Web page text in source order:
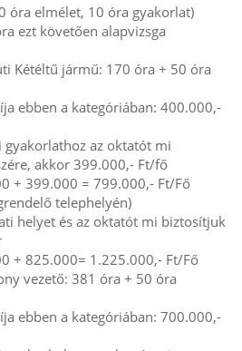
óra elmélet, 10 óra gyakorlat)
ezt követően alapvizsga
Kétéltű jármű: 170 óra + 50 óra
ebben a kategóriában: 400.000,-
gyakorlathoz az oktatót mi
akkor 399.000,- Ft/fő
+ 399.000 = 799.000,- Ft/Fő
telephelyén)
helyet és az oktatót mi biztosítjuk
+ 825.000= 1.225.000,- Ft/Fő
vezető: 381 óra + 50 óra
ebben a kategóriában: 700.000,-